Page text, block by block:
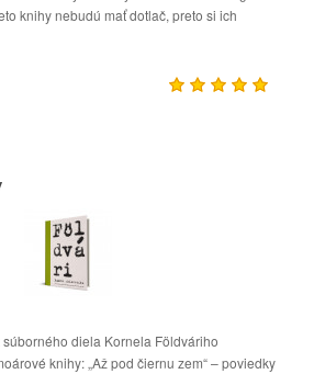
knihy nebudú mať dotlač, preto si ich
diela Kornela Földváriho
knihy: „Až pod čiernu zem“ – poviedky